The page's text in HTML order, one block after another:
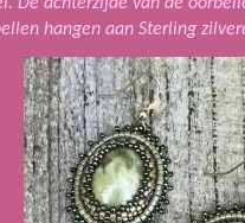
hangen aan Sterling